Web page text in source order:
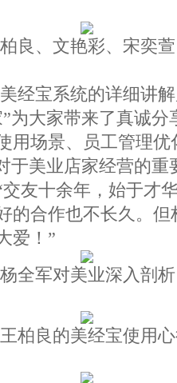
柏良、文艳彩、宋奕
经宝系统的详细讲
为大家带来了真诚
用场景、员工管理
于美业店家经营的
友十余年，始于才
的合作也不长久。
爱！”
全军对美业深入剖
柏良的美经宝使用